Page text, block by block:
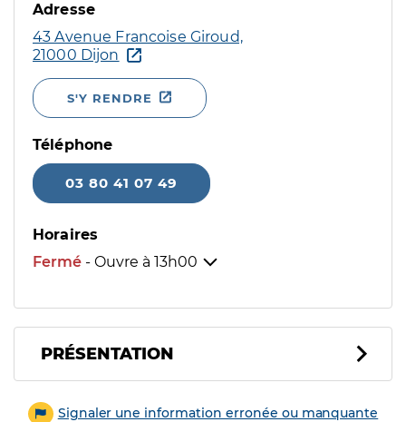
Adresse
43 Avenue Francoise Giroud,
21000 Dijon
S'Y RENDRE
Téléphone
03 80 41 07 49
Horaires
Fermé - Ouvre à 13h00
PRÉSENTATION
Signaler une information erronée ou manquante